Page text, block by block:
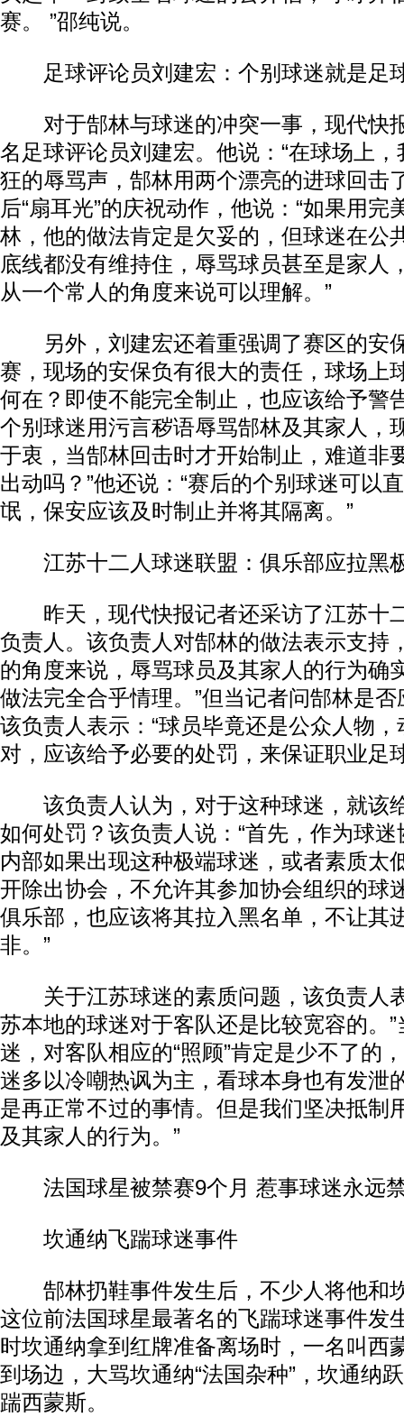
赛。 ”邵纯说。
足球评论员刘建宏：个别球迷就是足
对于郜林与球迷的冲突一事，现代快
名足球评论员刘建宏。他说：“在球场上
狂的辱骂声，郜林用两个漂亮的进球回击
后“扇耳光”的庆祝动作，他说：“如果用完
林，他的做法肯定是欠妥的，但球迷在公
底线都没有维持住，辱骂球员甚至是家人
从一个常人的角度来说可以理解。”
另外，刘建宏还着重强调了赛区的安
赛，现场的安保负有很大的责任，球场上
何在？即使不能完全制止，也应该给予警
个别球迷用污言秽语辱骂郜林及其家人，
于衷，当郜林回击时才开始制止，难道非
出动吗？”他还说：“赛后的个别球迷可以
氓，保安应该及时制止并将其隔离。”
江苏十二人球迷联盟：俱乐部应拉黑
昨天，现代快报记者还采访了江苏十
负责人。该负责人对郜林的做法表示支持
的角度来说，辱骂球员及其家人的行为确
做法完全合乎情理。”但当记者问郜林是
该负责人表示：“球员毕竟还是公众人物
对，应该给予必要的处罚，来保证职业足
该负责人认为，对于这种球迷，就该
如何处罚？该负责人说：“首先，作为球
内部如果出现这种极端球迷，或者素质太
开除出协会，不允许其参加协会组织的球
俱乐部，也应该将其拉入黑名单，不让其
非。”
关于江苏球迷的素质问题，该负责人
苏本地的球迷对于客队还是比较宽容的。
迷，对客队相应的“照顾”肯定是少不了的
迷多以冷嘲热讽为主，看球本身也有发泄
是再正常不过的事情。但是我们坚决抵制
及其家人的行为。”
法国球星被禁赛9个月 惹事球迷永远
坎通纳飞踹球迷事件
郜林扔鞋事件发生后，不少人将他和
这位前法国球星最著名的飞踹球迷事件发
时坎通纳拿到红牌准备离场时，一名叫西
到场边，大骂坎通纳“法国杂种”，坎通纳
踹西蒙斯。